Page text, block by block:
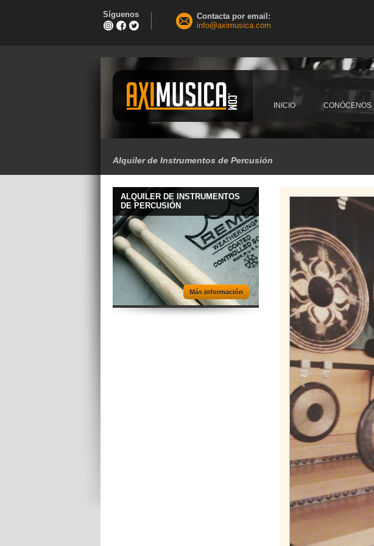
Síguenos
Contacta por email:
info@aximusica.com
Alquiler de Instrumentos de Percusión
INICIO CONÓCENOS
ALQUILER DE INSTRUMENTOS
DE PERCUSIÓN
Más información